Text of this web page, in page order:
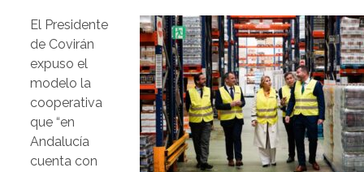
El Presidente
de Covirán
expuso el
modelo la
cooperativa
que “en
Andalucía
cuenta con